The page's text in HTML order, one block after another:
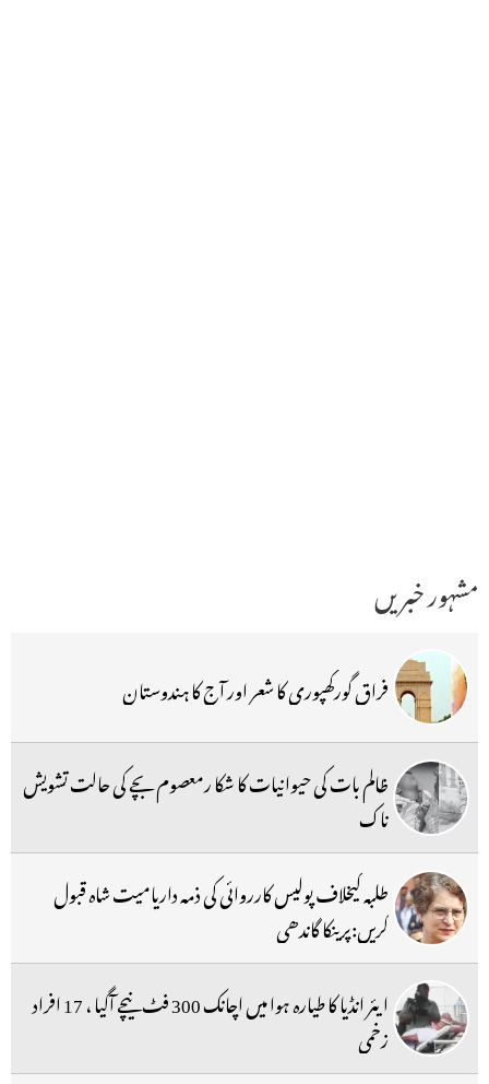
مشہور خبریں
فراق گورکھپوری کا شعر اور آج کا ہندوستان
ظالم بات کی حیوانیات کا شکا رمعصوم بچے کی حالت تشویش
ناک
طلبہ کیخلاف پولیس کارروائی کی ذمہ داریامیت شاہ قبول
کریں:پرینکا گاندھی
ایئر انڈیا کا طیارہ ہوا میں اچانک 300 فٹ نیچے آگیا ، 17 افراد
زخمی